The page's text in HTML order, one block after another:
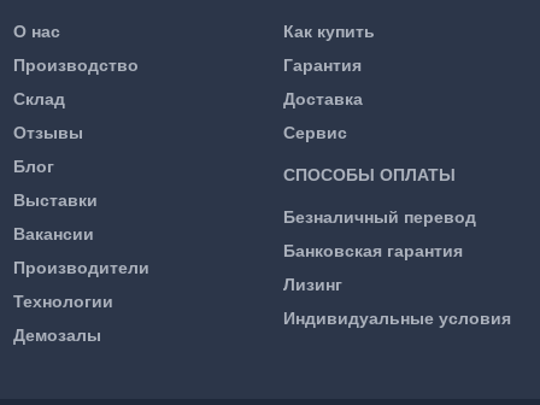
О нас
Производство
Склад
Отзывы
Блог
Выставки
Вакансии
Производители
Технологии
Демозалы
Как купить
Гарантия
Доставка
Сервис
СПОСОБЫ ОПЛАТЫ
Безналичный перевод
Банковская гарантия
Лизинг
Индивидуальные условия